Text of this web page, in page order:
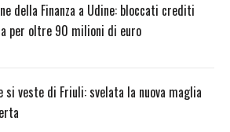
della Finanza a Udine: bloccati crediti
per oltre 90 milioni di euro
si veste di Friuli: svelata la nuova maglia